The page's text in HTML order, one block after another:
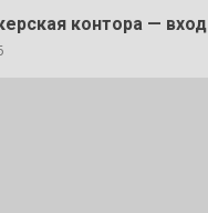
контора — вход